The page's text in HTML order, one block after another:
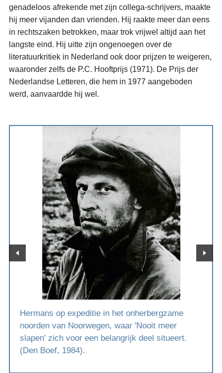
genadeloos afrekende met zijn collega-schrijvers, maakte
hij meer vijanden dan vrienden. Hij raakte meer dan eens
in rechtszaken betrokken, maar trok vrijwel altijd aan het
langste eind. Hij uitte zijn ongenoegen over de
literatuurkritiek in Nederland ook door prijzen te weigeren,
waaronder zelfs de P.C. Hooftprijs (1971). De Prijs der
Nederlandse Letteren, die hem in 1977 aangeboden
werd, aanvaardde hij wel.
Hermans op expeditie in het onherbergzame
noorden van Noorwegen, waar 'Nooit meer
slapen' zich voor een belangrijk deel situeert.
(Den Boef, 1984).